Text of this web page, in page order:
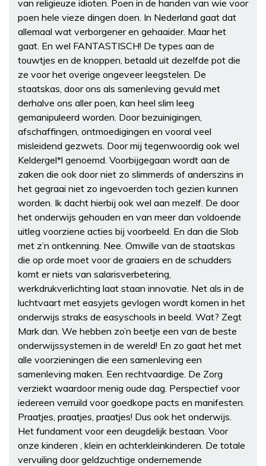
van religieuze idioten. Poen in de handen van wie voor
poen hele vieze dingen doen. In Nederland gaat dat
allemaal wat verborgener en gehaaider. Maar het
gaat. En wel FANTASTISCH! De types aan de
touwtjes en de knoppen, betaald uit dezelfde pot die
ze voor het overige ongeveer leegstelen. De
staatskas, door ons als samenleving gevuld met
derhalve ons aller poen, kan heel slim leeg
gemanipuleerd worden. Door bezuinigingen,
afschaffingen, ontmoedigingen en vooral veel
misleidend gezwets. Door mij tegenwoordig ook wel
Keldergel*l genoemd. Voorbijgegaan wordt aan de
zaken die ook door niet zo slimmerds of anderszins in
het gegraai niet zo ingevoerden toch gezien kunnen
worden. Ik dacht hierbij ook wel aan mezelf. De door
het onderwijs gehouden en van meer dan voldoende
uitleg voorziene acties bij voorbeeld. En dan die Slob
met z’n ontkenning. Nee. Omwille van de staatskas
die op orde moet voor de graaiers en de schudders
komt er niets van salarisverbetering,
werkdrukverlichting laat staan innovatie. Net als in de
luchtvaart met easyjets gevlogen wordt komen in het
onderwijs straks de easyschools in beeld. Wat? Zegt
Mark dan. We hebben zo’n beetje een van de beste
onderwijssystemen in de wereld! En zo gaat het met
alle voorzieningen die een samenleving een
samenleving maken. Een rechtvaardige. De Zorg
verziekt waardoor menig oude dag. Perspectief voor
iedereen verruild voor goedkope pacts en manifesten.
Praatjes, praatjes, praatjes! Dus ook het onderwijs.
Het fundament voor een deugdelijk bestaan. Voor
onze kinderen , klein en achterkleinkinderen. De totale
vervuiling door geldzuchtige ondernemende